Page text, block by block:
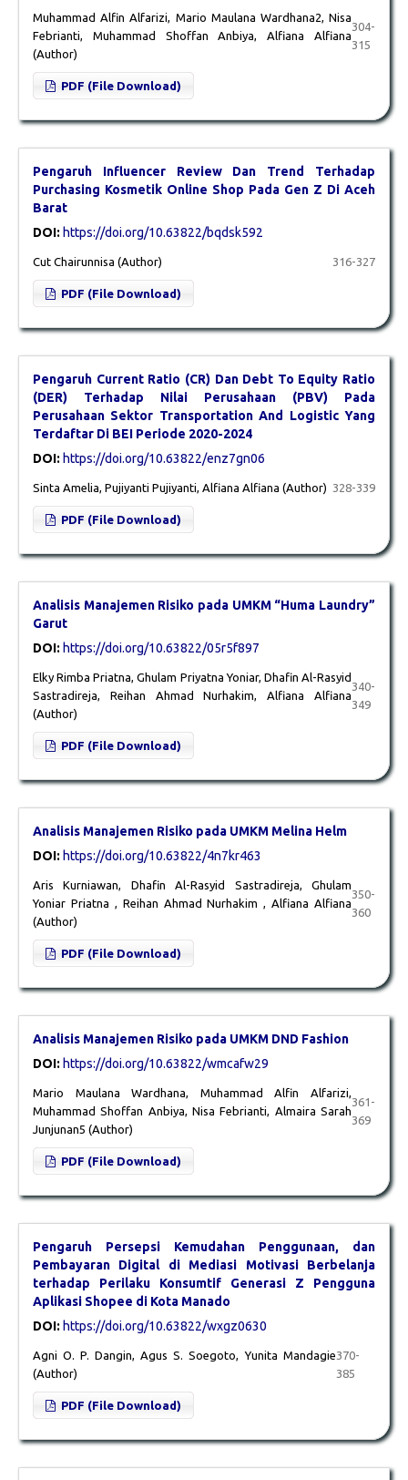
Muhammad Alfin Alfarizi, Mario Maulana Wardhana2, Nisa
Febrianti, Muhammad Shoffan Anbiya, Alfiana Alfiana
(Author)
304-
315
PDF (File Download)
Pengaruh Influencer Review Dan Trend Terhadap
Purchasing Kosmetik Online Shop Pada Gen Z Di Aceh
Barat
DOI: https://doi.org/10.63822/bqdsk592
Cut Chairunnisa (Author) 316-327
PDF (File Download)
Pengaruh Current Ratio (CR) Dan Debt To Equity Ratio
(DER) Terhadap Nilai Perusahaan (PBV) Pada
Perusahaan Sektor Transportation And Logistic Yang
Terdaftar Di BEI Periode 2020-2024
DOI: https://doi.org/10.63822/enz7gn06
Sinta Amelia, Pujiyanti Pujiyanti, Alfiana Alfiana (Author) 328-339
PDF (File Download)
Analisis Manajemen Risiko pada UMKM “Huma Laundry”
Garut
DOI: https://doi.org/10.63822/05r5f897
Elky Rimba Priatna, Ghulam Priyatna Yoniar, Dhafin Al-Rasyid
Sastradireja, Reihan Ahmad Nurhakim, Alfiana Alfiana
(Author)
340-
349
PDF (File Download)
Analisis Manajemen Risiko pada UMKM Melina Helm
DOI: https://doi.org/10.63822/4n7kr463
Aris Kurniawan, Dhafin Al-Rasyid Sastradireja, Ghulam
Yoniar Priatna , Reihan Ahmad Nurhakim , Alfiana Alfiana
(Author)
350-
360
PDF (File Download)
Analisis Manajemen Risiko pada UMKM DND Fashion
DOI: https://doi.org/10.63822/wmcafw29
Mario Maulana Wardhana, Muhammad Alfin Alfarizi,
Muhammad Shoffan Anbiya, Nisa Febrianti, Almaira Sarah
Junjunan5 (Author)
361-
369
PDF (File Download)
Pengaruh Persepsi Kemudahan Penggunaan, dan
Pembayaran Digital di Mediasi Motivasi Berbelanja
terhadap Perilaku Konsumtif Generasi Z Pengguna
Aplikasi Shopee di Kota Manado
DOI: https://doi.org/10.63822/wxgz0630
Agni O. P. Dangin, Agus S. Soegoto, Yunita Mandagie
(Author)
370-
385
PDF (File Download)